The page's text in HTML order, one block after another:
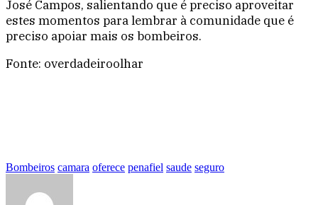
José Campos, salientando que é preciso aproveitar
estes momentos para lembrar à comunidade que é
preciso apoiar mais os bombeiros.
Fonte: overdadeiroolhar
Bombeiros camara oferece penafiel saude seguro